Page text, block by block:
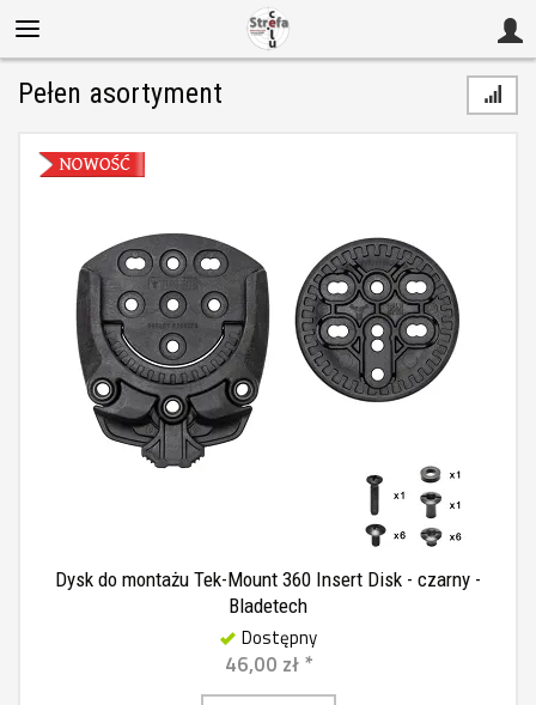
Pełen asortyment
Dysk do montażu Tek-Mount 360 Insert Disk - czarny -
Bladetech
Dostępny
46,00 zł *